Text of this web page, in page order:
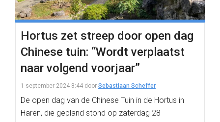
Hortus zet streep door open dag
Chinese tuin: “Wordt verplaatst
naar volgend voorjaar”
1 september 2024 8:44 door Sebastiaan Scheffer
De open dag van de Chinese Tuin in de Hortus in
Haren, die gepland stond op zaterdag 28